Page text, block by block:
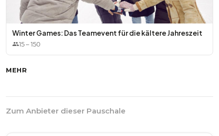
Winter Games: Das Teamevent für die kältere Jahreszeit
15–150
MEHR
Zum Anbieter dieser Pauschale